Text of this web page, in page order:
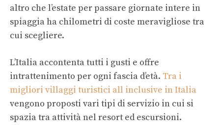
altro che l’estate per passare giornate intere in
spiaggia ha chilometri di coste meravigliose tra
cui scegliere.
L’Italia accontenta tutti i gusti e offre
intrattenimento per ogni fascia d’età. Tra i
migliori villaggi turistici all inclusive in Italia
vengono proposti vari tipi di servizio in cui si
spazia tra attività nel resort ed escursioni.